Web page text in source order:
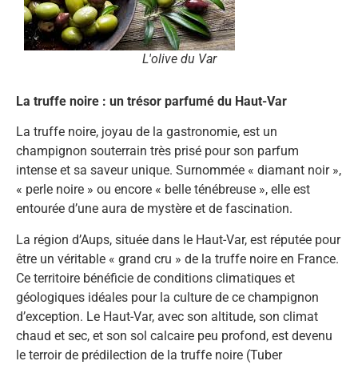
L'olive du Var
La truffe noire : un trésor parfumé du Haut-Var
La truffe noire, joyau de la gastronomie, est un
champignon souterrain très prisé pour son parfum
intense et sa saveur unique. Surnommée « diamant noir »,
« perle noire » ou encore « belle ténébreuse », elle est
entourée d’une aura de mystère et de fascination.
La région d’Aups, située dans le Haut-Var, est réputée pour
être un véritable « grand cru » de la truffe noire en France.
Ce territoire bénéficie de conditions climatiques et
géologiques idéales pour la culture de ce champignon
d’exception. Le Haut-Var, avec son altitude, son climat
chaud et sec, et son sol calcaire peu profond, est devenu
le terroir de prédilection de la truffe noire (Tuber